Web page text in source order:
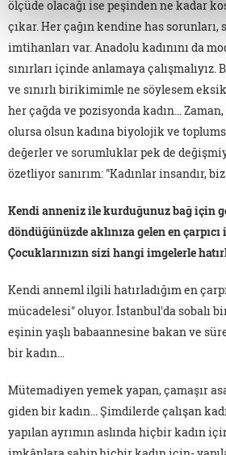
ölçüde olacağı ise peşinden ne kadar
çıkar. Her çağın kendine has sorunları,
imtihanları var. Anadolu kadınını da
sınırları içinde anlamaya çalışmalıyız.
ve sınırlı birikimimle ne söylesem
her çağda ve pozisyonda kadın...
olursa olsun kadına biyolojik ve
değerler ve sorumluklar pek de
özetliyor sanırım: "Kadınlar insandır,
Kendi anneniz ile kurduğunuz bağ için
döndüğünüzde aklınıza gelen en
Çocuklarınızın sizi hangi imgelerle
Kendi anneml ilgili hatırladığım en
mücadelesi" oluyor. İstanbul'da sobalı
eşinin yaşlı babaannesine bakan ve
bir kadın…
Mütemadiyen yemek yapan, çamaşır
giden bir kadın... Şimdilerde çalışan
yapılan ayrımın aslında hiçbir kadın